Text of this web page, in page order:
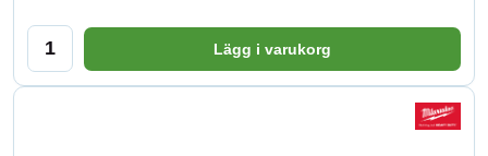
Lägg i varukorg